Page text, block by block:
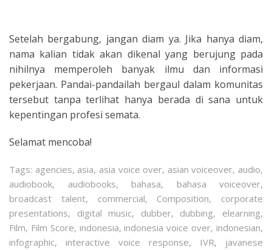
Setelah bergabung, jangan diam ya. Jika hanya diam,
nama kalian tidak akan dikenal yang berujung pada
nihilnya memperoleh banyak ilmu dan informasi
pekerjaan. Pandai-pandailah bergaul dalam komunitas
tersebut tanpa terlihat hanya berada di sana untuk
kepentingan profesi semata.
Selamat mencoba!
Tags: agencies, asia, asia voice over, asian voiceover, audio,
audiobook, audiobooks, bahasa, bahasa voiceover,
broadcast talent, commercial, Composition, corporate
presentations, digital music, dubber, dubbing, elearning,
Film, Film Score, indonesia, indonesia voice over, indonesian,
infographic, interactive voice response, IVR, javanese